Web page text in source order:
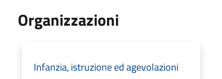
Organizzazioni
Infanzia, istruzione ed agevolazioni